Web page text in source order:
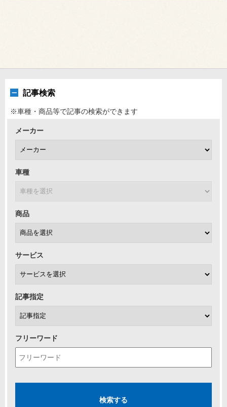
記事検索
※車種・商品等で記事の検索ができます
メーカー
車種
商品
サービス
記事指定
フリーワード